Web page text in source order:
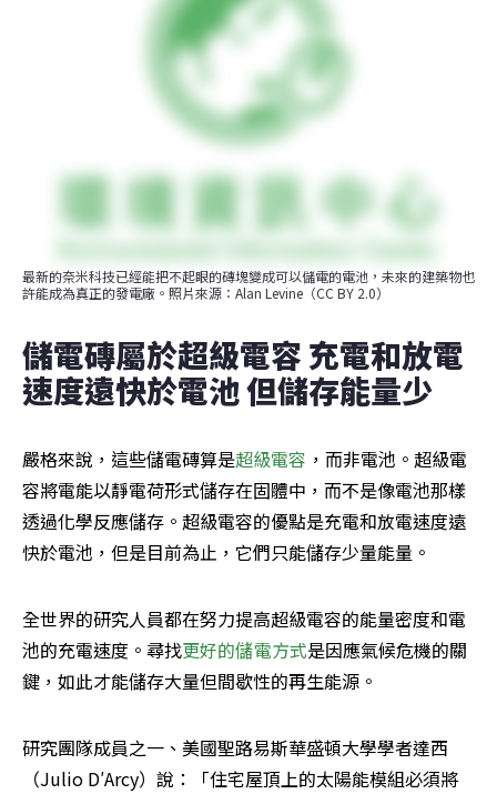
最新的奈米科技已經能把不起眼的磚塊變成可以儲電的電池，未來的建築物也
許能成為真正的發電廠。照片來源：Alan Levine（CC BY 2.0）
儲電磚屬於超級電容 充電和放電
速度遠快於電池 但儲存能量少
嚴格來說，這些儲電磚算是超級電容 ，而非電池。超級電
容將電能以靜電荷形式儲存在固體中，而不是像電池那樣
透過化學反應儲存。超級電容的優點是充電和放電速度遠
快於電池，但是目前為止，它們只能儲存少量能量。
全世界的研究人員都在努力提高超級電容的能量密度和電
池的充電速度。尋找更好的儲電方式是因應氣候危機的關
鍵，如此才能儲存大量但間歇性的再生能源。
研究團隊成員之一、美國聖路易斯華盛頓大學學者達西
（Julio D′Arcy）說：「住宅屋頂上的太陽能模組必須將